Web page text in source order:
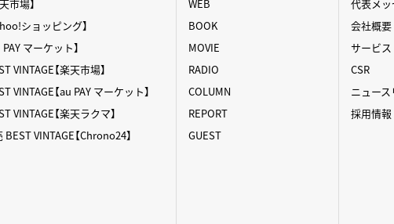
市場】
ショッピング】
マーケット】
VINTAGE【楽天市場】
VINTAGE【au PAY マーケット】
VINTAGE【楽天ラクマ】
VINTAGE【Chrono24】
WEB
BOOK
MOVIE
RADIO
COLUMN
REPORT
GUEST
代表メ
会社概要
サービス
CSR
ニュー
採用情報